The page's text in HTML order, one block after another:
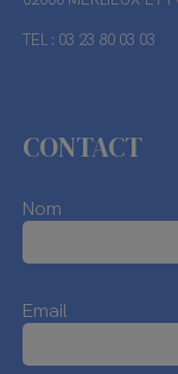
TEL : 03 23 80 03 03
CONTACT
Nom
Email